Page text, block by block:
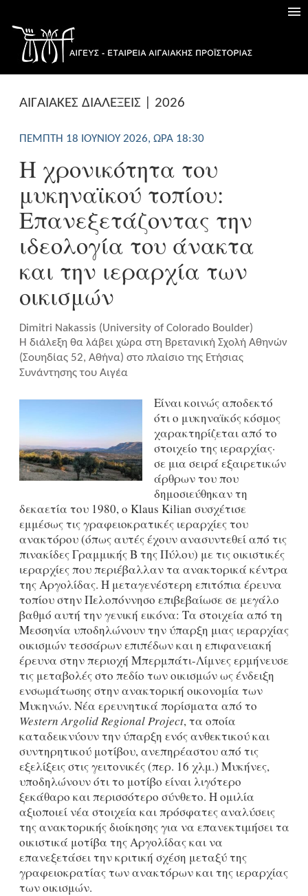
AΙΓΑΙΑΚΕΣ ΔΙΑΛΕΞΕΙΣ | 2026
ΠΈΜΠΤΗ 18 ΙΟΥΝΊΟΥ 2026, ΏΡΑ 18:30
Η χρονικότητα του
μυκηναϊκού τοπίου:
Επανεξετάζοντας την
ιδεολογία του άνακτα
και την ιεραρχία των
οικισμών
Dimitri Nakassis (University of Colorado Boulder)
Η διάλεξη θα λάβει χώρα στη Βρετανική Σχολή Αθηνών
(Σουηδίας 52, Αθήνα) στο πλαίσιο της Ετήσιας
Συνάντησης του Αιγέα
Είναι κοινώς αποδεκτό
ότι ο μυκηναϊκός κόσμος
χαρακτηρίζεται από το
στοιχείο της ιεραρχίας·
σε μια σειρά εξαιρετικών
άρθρων του που
δημοσιεύθηκαν τη
δεκαετία του 1980, ο Klaus Kilian συσχέτισε
εμμέσως τις γραφειοκρατικές ιεραρχίες του
ανακτόρου (όπως αυτές έχουν ανασυντεθεί από τις
πινακίδες Γραμμικής Β της Πύλου) με τις οικιστικές
ιεραρχίες που περιέβαλλαν τα ανακτορικά κέντρα
της Αργολίδας. Η μεταγενέστερη επιτόπια έρευνα
τοπίου στην Πελοπόννησο επιβεβαίωσε σε μεγάλο
βαθμό αυτή την γενική εικόνα: Τα στοιχεία από τη
Μεσσηνία υποδηλώνουν την ύπαρξη μιας ιεραρχίας
οικισμών τεσσάρων επιπέδων και η επιφανειακή
έρευνα στην περιοχή Μπερμπάτι-Λίμνες ερμήνευσε
τις μεταβολές στο πεδίο των οικισμών ως ένδειξη
ενσωμάτωσης στην ανακτορική οικονομία των
Μυκηνών. Νέα ερευνητικά πορίσματα από το
Western Argolid Regional Project, τα οποία
καταδεικνύουν την ύπαρξη ενός ανθεκτικού και
συντηρητικού μοτίβου, ανεπηρέαστου από τις
εξελίξεις στις γειτονικές (περ. 16 χλμ.) Μυκήνες,
υποδηλώνουν ότι το μοτίβο είναι λιγότερο
ξεκάθαρο και περισσότερο σύνθετο. Η ομιλία
αξιοποιεί νέα στοιχεία και πρόσφατες αναλύσεις
της ανακτορικής διοίκησης για να επανεκτιμήσει τα
οικιστικά μοτίβα της Αργολίδας και να
επανεξετάσει την κριτική σχέση μεταξύ της
γραφειοκρατίας των ανακτόρων και της ιεραρχίας
των οικισμών.